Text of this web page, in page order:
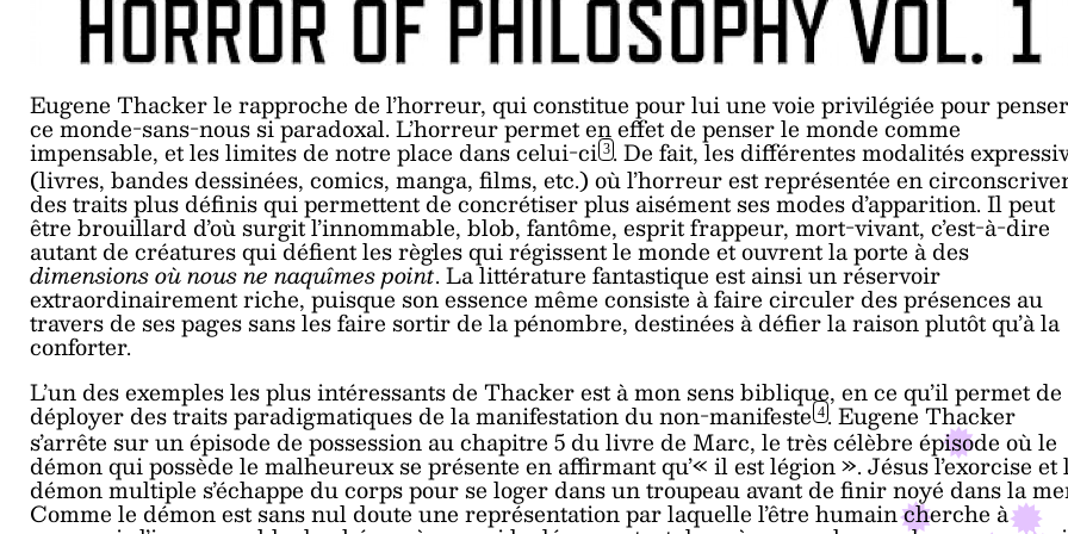
Eugene Thacker le rapproche de l’horreur, qui constitue pour lui une voie privilégiée pour penser
ce monde-sans-nous si paradoxal. L’horreur permet en effet de penser le monde comme
impensable, et les limites de notre place danscelui-ci 3. De fait, les différentes modalités
(livres, bandes dessinées, comics, manga, films, etc.) où l’horreur est représentée en
des traits plus définis qui permettent de concrétiser plus aisément ses modes d’apparition. Il peut
être brouillard d’où surgit l’innommable, blob, fantôme, esprit frappeur, mort-vivant, c’est-à-dire
autant de créatures qui défient les règles qui régissent le monde et ouvrent la porte à des
dimensions où nous ne naquîmes point. La littérature fantastique est ainsi un réservoir
extraordinairement riche, puisque son essence même consiste à faire circuler des présences au
travers de ses pages sans les faire sortir de la pénombre, destinées à défier la raison plutôt qu’à la
conforter.
L’un des exemples les plus intéressants de Thacker est à mon sens biblique, en ce qu’il permet de
déployer des traits paradigmatiques de la manifestation dunon-manifeste 4. Eugene Thacker
s’arrête sur un épisode de possession au chapitre 5 du livre de Marc, le très célèbre épisode où le
démon qui possède le malheureux se présente en affirmant qu’« il est légion ». Jésus l’exorcise et
démon multiple s’échappe du corps pour se loger dans un troupeau avant de finir noyé dans la
Comme le démon est sans nul doute une représentation par laquelle l’être humain cherche à